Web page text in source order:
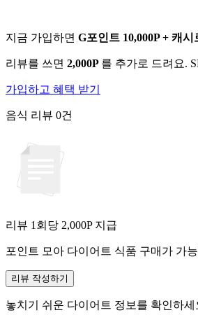
지금 가입하면 G포인트 10,000P + 캐시
리뷰를 쓰면 2,000P 를 추가로 드려요.
가입하고 혜택 받기
음식 리뷰 0건
리뷰 1회당 2,000P 지급
포인트 모아 다이어트 식품 구매가 가
리뷰 작성하기
놓치기 쉬운 다이어트 정보를 확인하세